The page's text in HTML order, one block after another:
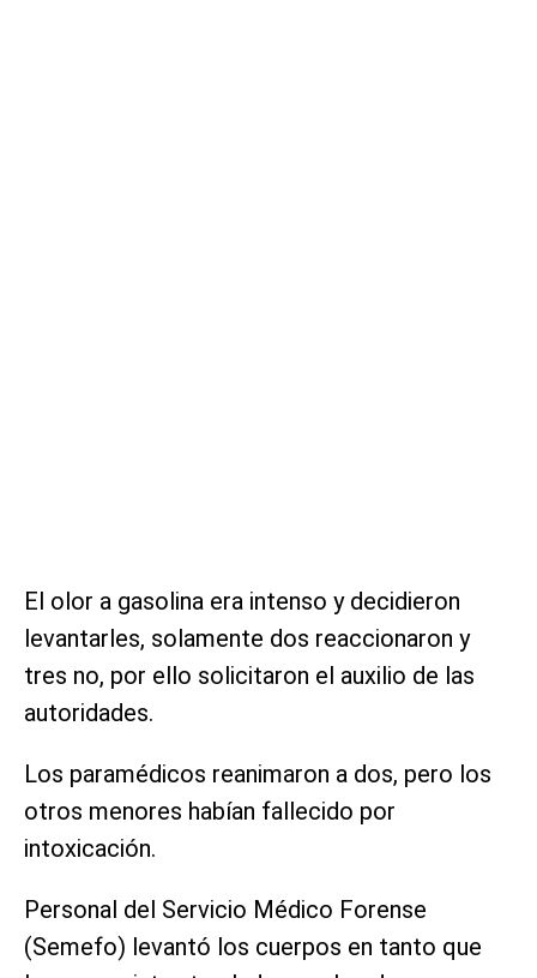
El olor a gasolina era intenso y decidieron
levantarles, solamente dos reaccionaron y
tres no, por ello solicitaron el auxilio de las
autoridades.
Los paramédicos reanimaron a dos, pero los
otros menores habían fallecido por
intoxicación.
Personal del Servicio Médico Forense
(Semefo) levantó los cuerpos en tanto que